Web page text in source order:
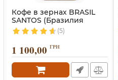
Кофе в зернах BRASIL
SANTOS (Бразилия
Сантос)
(5)
1 100,00 ГРН